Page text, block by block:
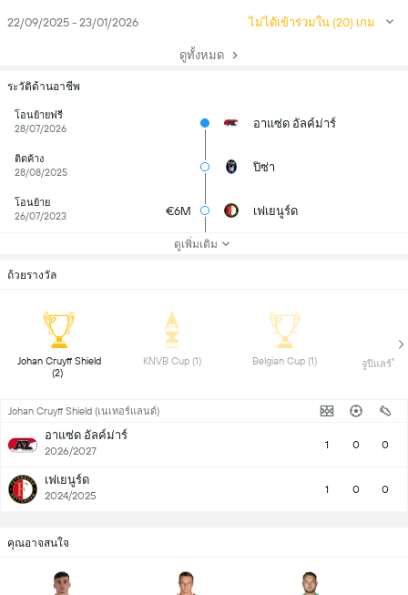
22/09/2025 - 23/01/2026 ไม่ได้เข้าร่วมใน (20) เกม
ดูทั้งหมด
ระวัติด้านอาชีพ
โอนย้ายฟรี
28/07/2026
อาแซ่ด อัลค์ม่าร์
ติดค้าง
28/08/2025
ปิซ่า
โอนย้าย
26/07/2023
€6M เฟเยนูร์ด
ดูเพิ่มเติม
ถ้วยรางวัล
Johan Cruyff Shield
KNVB Cup (1)
Johan Cruyff Shield (เนเทอร์แลนด์)
อาแซ่ด อัลค์ม่าร์
2026/2027 1 0 0
เฟเยนูร์ด
2024/2025 1 0 0
คุณอาจสนใจ